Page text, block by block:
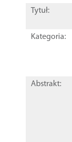
Tytuł:
Kategoria:
Abstrakt: